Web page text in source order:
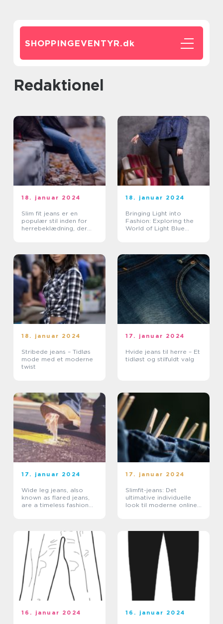
SHOPPINGEVENTYR.dk
redaktionel
18. januar 2024
Slim fit jeans er en
populær stil inden for
herrebeklædning, der
18. januar 2024
Bringing Light into
Fashion: Exploring the
World of Light Blue
18. januar 2024
Stribede jeans – Tidløs
mode med et moderne
twist
17. januar 2024
Hvide jeans til herre – Et
tidløst og stilfuldt valg
17. januar 2024
Wide leg jeans, also
known as flared jeans,
are a timeless fashion
17. januar 2024
Slimfit-jeans: Det
ultimative individuelle
look til moderne online-
16. januar 2024 16. januar 2024